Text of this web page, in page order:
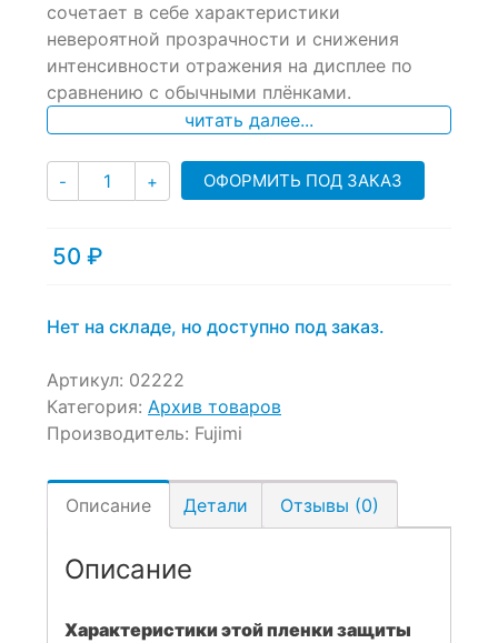
on
customer
ratings
сочетает в себе характеристики
невероятной прозрачности и снижения
интенсивности отражения на дисплее по
сравнению с обычными плёнками.
читать далее...
- Количество
+ ОФОРМИТЬ ПОД ЗАКАЗ
50 ₽
Нет на складе, но доступно под заказ.
Артикул: 02222
Категория: Архив товаров
Производитель: Fujimi
Описание Детали Отзывы (0)
Описание
Характеристики этой пленки защиты